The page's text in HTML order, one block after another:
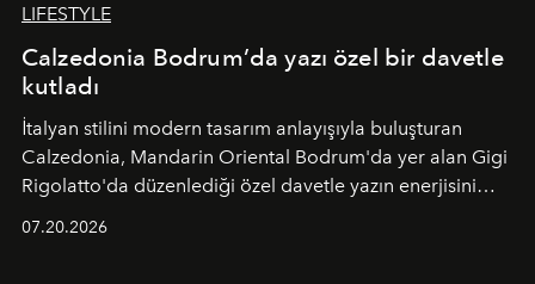
LIFESTYLE
Calzedonia Bodrum’da yazı özel bir davetle
kutladı
İtalyan stilini modern tasarım anlayışıyla buluşturan
Calzedonia, Mandarin Oriental Bodrum'da yer alan Gigi
Rigolatto'da düzenlediği özel davetle yazın enerjisini
07.20.2026